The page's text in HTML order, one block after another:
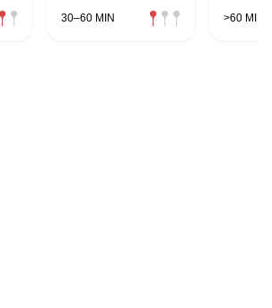
30–60 MIN >60 MIN